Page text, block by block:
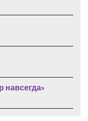
навсегда»